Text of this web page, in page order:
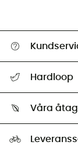
Retur &
Hardloop
Ambassadörer
Våra